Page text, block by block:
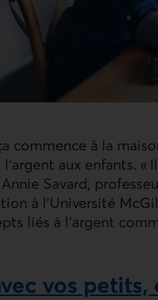
commence à la
aux enfants.
Savard,
à l’Université
liés à l’argent
vos